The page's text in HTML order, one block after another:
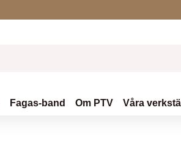
Fagas-band Om PTV Våra